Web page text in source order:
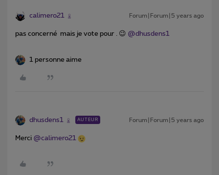
calimero21 Forum|Forum|5 years ago
pas concerné mais je vote pour . 😉 @dhusdens1
1 personne aime
dhusdens1 AUTEUR Forum|Forum|5 years ago
Merci @calimero21